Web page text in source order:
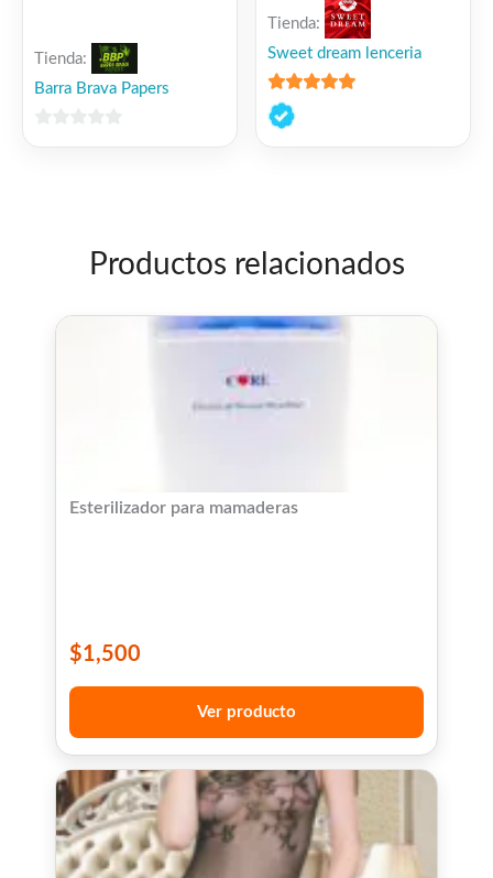
Tienda:
Barra Brava Papers
Tienda:
Sweet dream lenceria
5de 5
Productos relacionados
Esterilizador para mamaderas
$1,500
Ver producto